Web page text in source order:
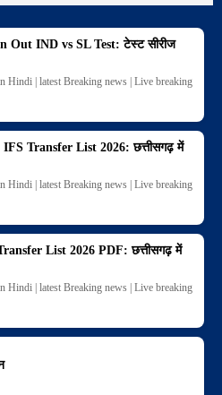
Out IND vs SL Test: टेस्ट सीरीज
Hindi | latest Breaking news | Live breaking
Transfer List 2026: छत्तीसगढ़ में
Hindi | latest Breaking news | Live breaking
List 2026 PDF: छत्तीसगढ़ में
Hindi | latest Breaking news | Live breaking